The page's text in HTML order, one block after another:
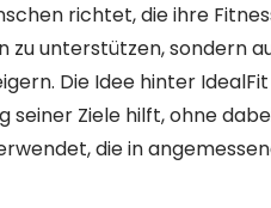
richtet, die ihre
unterstützen, sondern
Die Idee hinter
seiner Ziele hilft, ohne
die in